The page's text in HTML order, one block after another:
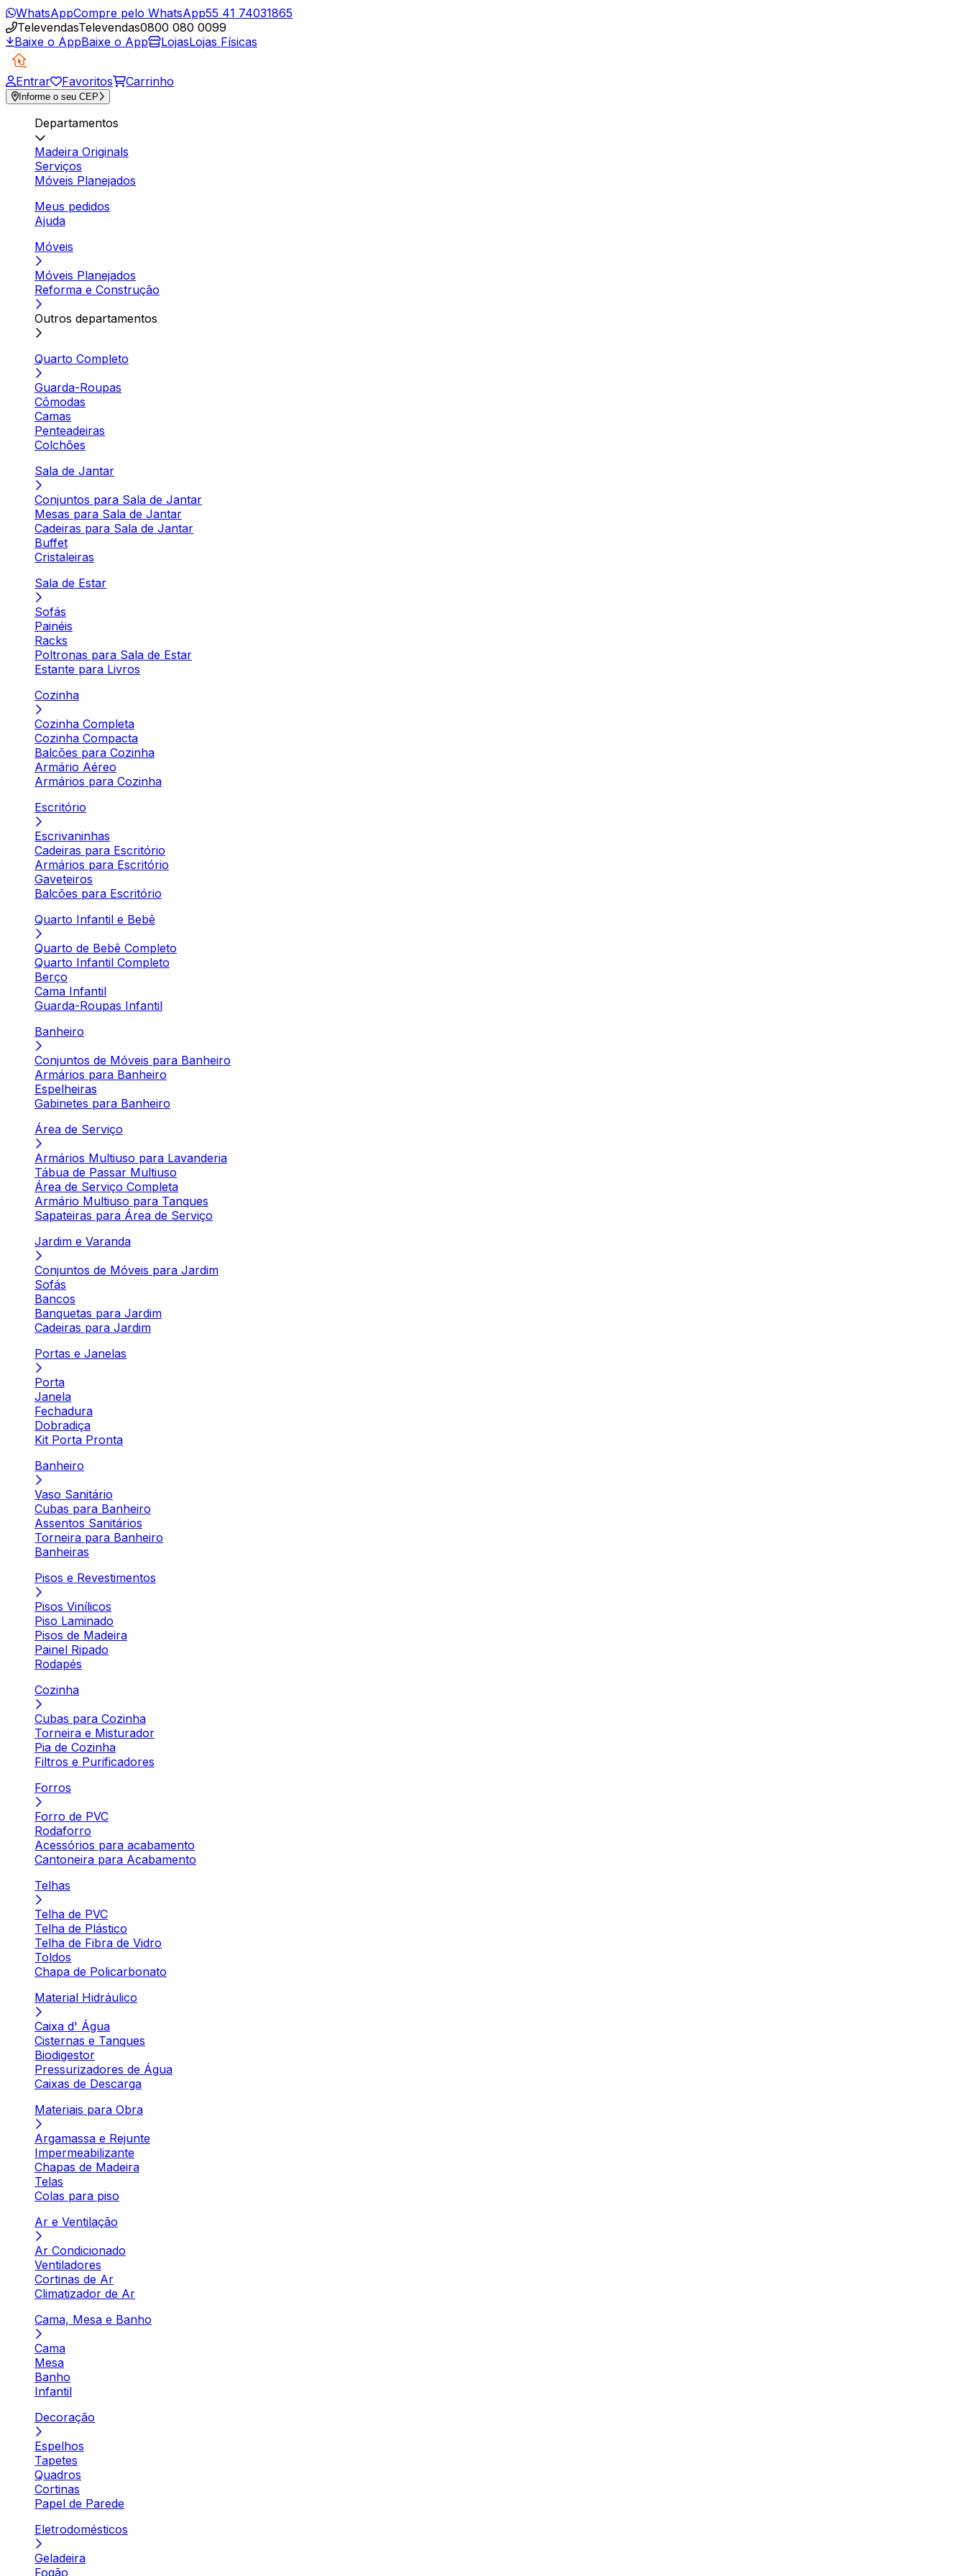
WhatsAppCompre pelo WhatsApp55 41 74031865
TelevendasTelevendas0800 080 0099
Baixe o AppBaixe o App LojasLojas Físicas
Entrar Favoritos Carrinho
Informe o seu CEP
Departamentos
Madeira Originals
Serviços
Móveis Planejados
Meus pedidos
Ajuda
Móveis
Móveis Planejados
Reforma e Construção
Outros departamentos
Quarto Completo
Guarda-Roupas
Cômodas
Camas
Penteadeiras
Colchões
Sala de Jantar
Conjuntos para Sala de Jantar
Mesas para Sala de Jantar
Cadeiras para Sala de Jantar
Buffet
Cristaleiras
Sala de Estar
Sofás
Painéis
Racks
Poltronas para Sala de Estar
Estante para Livros
Cozinha
Cozinha Completa
Cozinha Compacta
Balcões para Cozinha
Armário Aéreo
Armários para Cozinha
Escritório
Escrivaninhas
Cadeiras para Escritório
Armários para Escritório
Gaveteiros
Balcões para Escritório
Quarto Infantil e Bebê
Quarto de Bebê Completo
Quarto Infantil Completo
Berço
Cama Infantil
Guarda-Roupas Infantil
Banheiro
Conjuntos de Móveis para Banheiro
Armários para Banheiro
Espelheiras
Gabinetes para Banheiro
Área de Serviço
Armários Multiuso para Lavanderia
Tábua de Passar Multiuso
Área de Serviço Completa
Armário Multiuso para Tanques
Sapateiras para Área de Serviço
Jardim e Varanda
Conjuntos de Móveis para Jardim
Sofás
Bancos
Banquetas para Jardim
Cadeiras para Jardim
Portas e Janelas
Porta
Janela
Fechadura
Dobradiça
Kit Porta Pronta
Banheiro
Vaso Sanitário
Cubas para Banheiro
Assentos Sanitários
Torneira para Banheiro
Banheiras
Pisos e Revestimentos
Pisos Vinílicos
Piso Laminado
Pisos de Madeira
Painel Ripado
Rodapés
Cozinha
Cubas para Cozinha
Torneira e Misturador
Pia de Cozinha
Filtros e Purificadores
Forros
Forro de PVC
Rodaforro
Acessórios para acabamento
Cantoneira para Acabamento
Telhas
Telha de PVC
Telha de Plástico
Telha de Fibra de Vidro
Toldos
Chapa de Policarbonato
Material Hidráulico
Caixa d' Água
Cisternas e Tanques
Biodigestor
Pressurizadores de Água
Caixas de Descarga
Materiais para Obra
Argamassa e Rejunte
Impermeabilizante
Chapas de Madeira
Telas
Colas para piso
Ar e Ventilação
Ar Condicionado
Ventiladores
Cortinas de Ar
Climatizador de Ar
Cama, Mesa e Banho
Cama
Mesa
Banho
Infantil
Decoração
Espelhos
Tapetes
Quadros
Cortinas
Papel de Parede
Eletrodomésticos
Geladeira
Fogão